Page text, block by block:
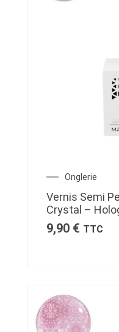
Onglerie
Vernis Semi
Crystal –
9,90 € TTC